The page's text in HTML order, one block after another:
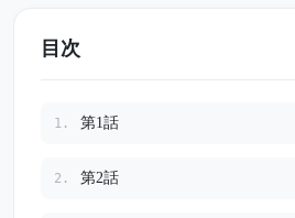
目次
1. 第1話
2. 第2話